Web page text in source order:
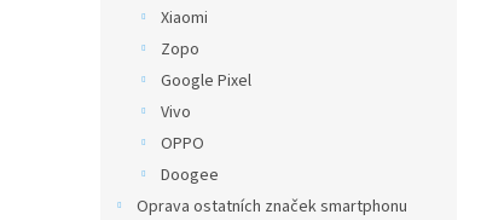
Xiaomi
Zopo
Google Pixel
Vivo
OPPO
Doogee
Oprava ostatních značek smartphonu